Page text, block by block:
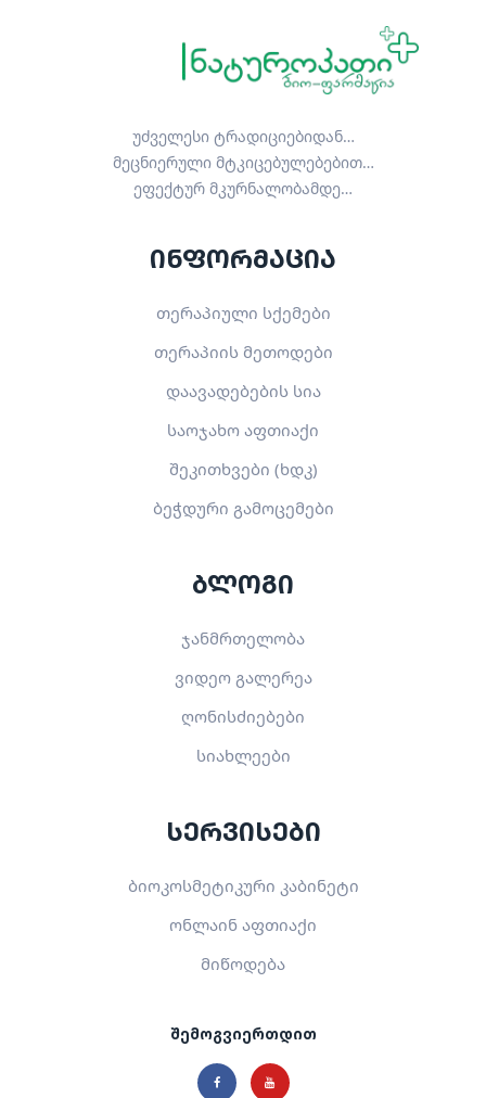
უძველესი ტრადიციებიდან…
მეცნიერული მტკიცებულებებით…
ეფექტურ მკურნალობამდე…
ინფორმაცია
თერაპიული სქემები
თერაპიის მეთოდები
დაავადებების სია
საოჯახო აფთიაქი
შეკითხვები (ხდკ)
ბეჭდური გამოცემები
ბლოგი
ჯანმრთელობა
ვიდეო გალერეა
ღონისძიებები
სიახლეები
სერვისები
ბიოკოსმეტიკური კაბინეტი
ონლაინ აფთიაქი
მიწოდება
შემოგვიერთდით